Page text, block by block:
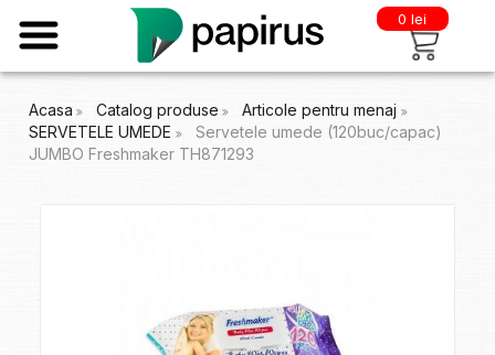
0 lei
Acasa Catalog produse
Articole pentru menaj
SERVETELE UMEDE
Servetele umede (120buc/capac)
JUMBO Freshmaker TH871293